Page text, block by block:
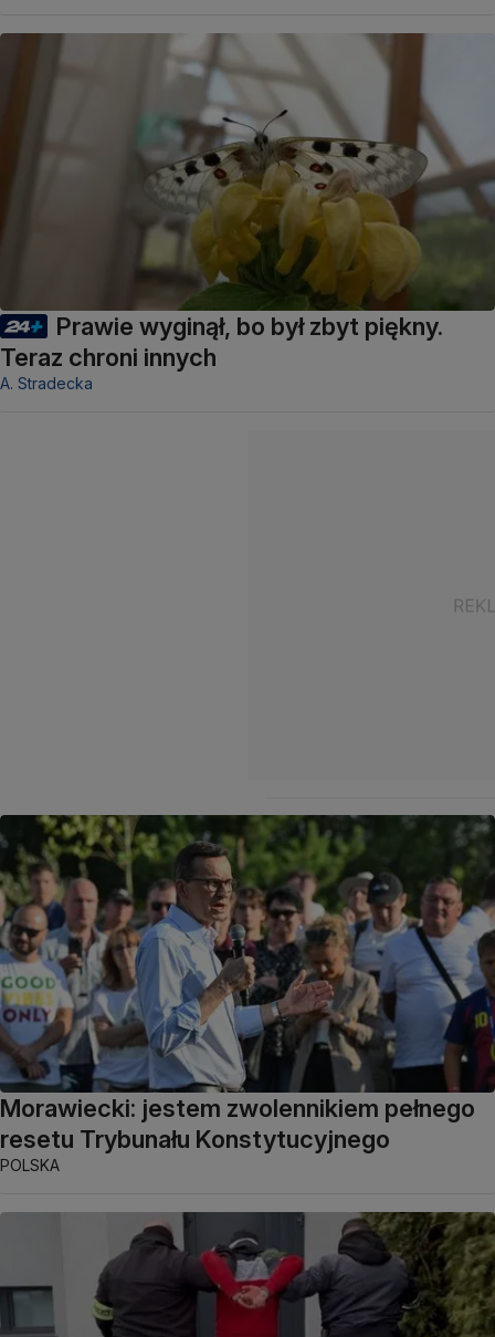
Prawie wyginął, bo był zbyt piękny.
Teraz chroni innych
A. Stradecka
Morawiecki: jestem zwolennikiem pełnego
resetu Trybunału Konstytucyjnego
POLSKA